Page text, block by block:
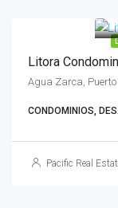
Litora
Agua Zarca,
CONDOMINIOS,
Pacific Real